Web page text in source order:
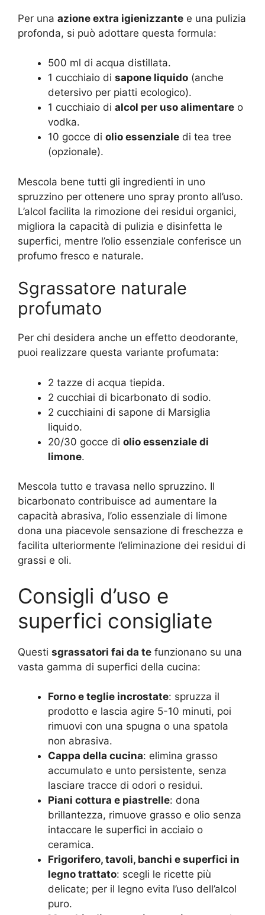
Per una azione extra igienizzante e una pulizia
profonda, si può adottare questa formula:
500 ml di acqua distillata.
1 cucchiaio di sapone liquido (anche
detersivo per piatti ecologico).
1 cucchiaio di alcol per uso alimentare o
vodka.
10 gocce di olio essenziale di tea tree
(opzionale).
Mescola bene tutti gli ingredienti in uno
spruzzino per ottenere uno spray pronto all’uso.
L’alcol facilita la rimozione dei residui organici,
migliora la capacità di pulizia e disinfetta le
superfici, mentre l’olio essenziale conferisce un
profumo fresco e naturale.
Sgrassatore naturale
profumato
Per chi desidera anche un effetto deodorante,
puoi realizzare questa variante profumata:
2 tazze di acqua tiepida.
2 cucchiai di bicarbonato di sodio.
2 cucchiaini di sapone di Marsiglia
liquido.
20/30 gocce di olio essenziale di
limone.
Mescola tutto e travasa nello spruzzino. Il
bicarbonato contribuisce ad aumentare la
capacità abrasiva, l’olio essenziale di limone
dona una piacevole sensazione di freschezza e
facilita ulteriormente l’eliminazione dei residui di
grassi e oli.
Consigli d’uso e
superfici consigliate
Questi sgrassatori fai da te funzionano su una
vasta gamma di superfici della cucina:
Forno e teglie incrostate: spruzza il
prodotto e lascia agire 5-10 minuti, poi
rimuovi con una spugna o una spatola
non abrasiva.
Cappa della cucina: elimina grasso
accumulato e unto persistente, senza
lasciare tracce di odori o residui.
Piani cottura e piastrelle: dona
brillantezza, rimuove grasso e olio senza
intaccare le superfici in acciaio o
ceramica.
Frigorifero, tavoli, banchi e superfici in
legno trattato: scegli le ricette più
delicate; per il legno evita l’uso dell’alcol
puro.